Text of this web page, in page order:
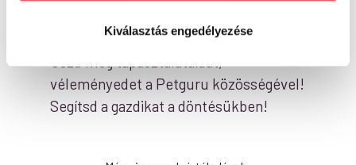
Kiválasztás engedélyezése
terméket?
véleményedet a Petguru közösségével!
Segítsd a gazdikat a döntésükben!